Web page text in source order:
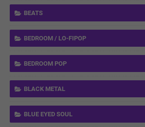
BEATS
BEDROOM / LO-FIPOP
BEDROOM POP
BLACK METAL
BLUE EYED SOUL